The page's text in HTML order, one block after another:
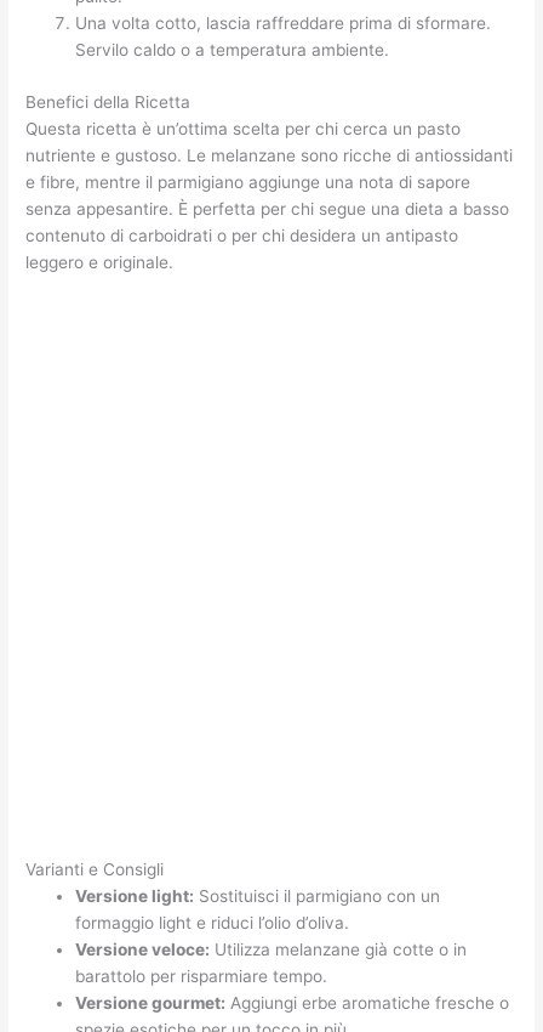
Una volta cotto, lascia raffreddare prima di sformare.
Servilo caldo o a temperatura ambiente.
Benefici della Ricetta
Questa ricetta è un’ottima scelta per chi cerca un pasto
nutriente e gustoso. Le melanzane sono ricche di antiossidanti
e fibre, mentre il parmigiano aggiunge una nota di sapore
senza appesantire. È perfetta per chi segue una dieta a basso
contenuto di carboidrati o per chi desidera un antipasto
leggero e originale.
Varianti e Consigli
Versione light: Sostituisci il parmigiano con un
formaggio light e riduci l’olio d’oliva.
Versione veloce: Utilizza melanzane già cotte o in
barattolo per risparmiare tempo.
Versione gourmet: Aggiungi erbe aromatiche fresche o